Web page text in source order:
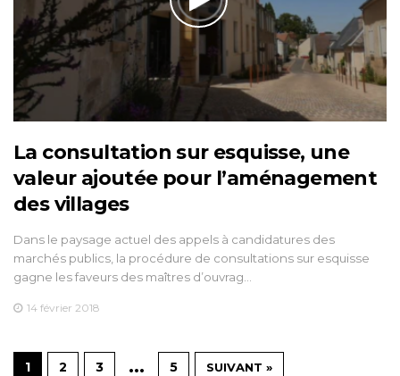
La consultation sur esquisse, une
valeur ajoutée pour l’aménagement
des villages
Dans le paysage actuel des appels à candidatures des
marchés publics, la procédure de consultations sur esquisse
gagne les faveurs des maîtres d’ouvrag…
14 février 2018
1 2 3 … 5 SUIVANT »